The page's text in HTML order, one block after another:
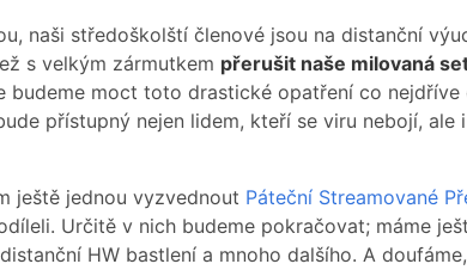
naši středoškolští členové jsou na distanční
s velkým zármutkem přerušit naše milovaná
budeme moct toto drastické opatření co
přístupný nejen lidem, kteří se viru nebojí,
ještě jednou vyzvednout Páteční Streamované
Určitě v nich budeme pokračovat; máme
HW bastlení a mnoho dalšího. A